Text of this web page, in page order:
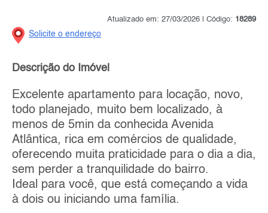
Atualizado em: 27/03/2026 | Código: 18289
Solicite o endereço
Descrição do Imóvel
Excelente apartamento para locação, novo,
todo planejado, muito bem localizado, à
menos de 5min da conhecida Avenida
Atlântica, rica em comércios de qualidade,
oferecendo muita praticidade para o dia a dia,
sem perder a tranquilidade do bairro.
Ideal para você, que está começando a vida
à dois ou iniciando uma família.